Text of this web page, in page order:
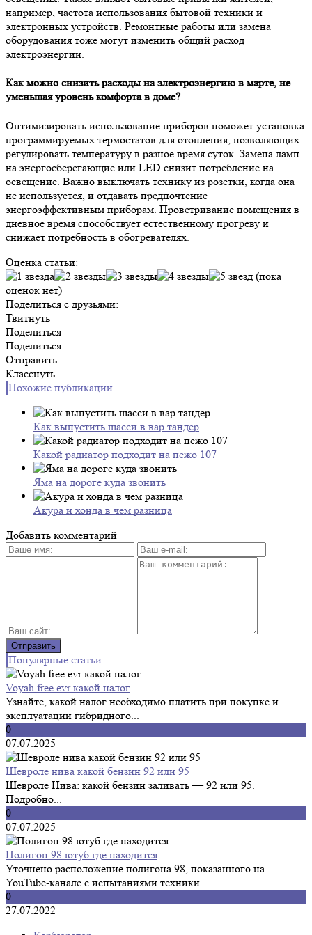
например, частота использования бытовой техники и
электронных устройств. Ремонтные работы или замена
оборудования тоже могут изменить общий расход
электроэнергии.
Как можно снизить расходы на электроэнергию в марте, не
уменьшая уровень комфорта в доме?
Оптимизировать использование приборов поможет установка
программируемых термостатов для отопления, позволяющих
регулировать температуру в разное время суток. Замена ламп
на энергосберегающие или LED снизит потребление на
освещение. Важно выключать технику из розетки, когда она
не используется, и отдавать предпочтение
энергоэффективным приборам. Проветривание помещения в
дневное время способствует естественному прогреву и
снижает потребность в обогревателях.
Оценка статьи:
(пока
оценок нет)
Поделиться с друзьями:
Твитнуть
Поделиться
Поделиться
Отправить
Класснуть
Похожие публикации
Как выпустить шасси в вар тандер
Какой радиатор подходит на пежо 107
Яма на дороге куда звонить
Акура и хонда в чем разница
Добавить комментарий
Популярные статьи
Voyah free evr какой налог
Узнайте, какой налог необходимо платить при покупке и
эксплуатации гибридного...
0
07.07.2025
Шевроле нива какой бензин 92 или 95
Шевроле Нива: какой бензин заливать — 92 или 95.
Подробно...
0
07.07.2025
Полигон 98 ютуб где находится
Уточнено расположение полигона 98, показанного на
YouTube-канале с испытаниями техники....
0
27.07.2022